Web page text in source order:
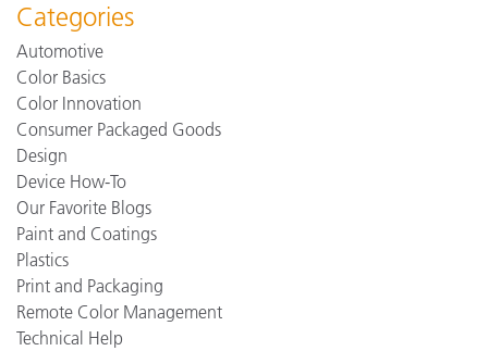
Categories
Automotive
Color Basics
Color Innovation
Consumer Packaged Goods
Design
Device How-To
Our Favorite Blogs
Paint and Coatings
Plastics
Print and Packaging
Remote Color Management
Technical Help